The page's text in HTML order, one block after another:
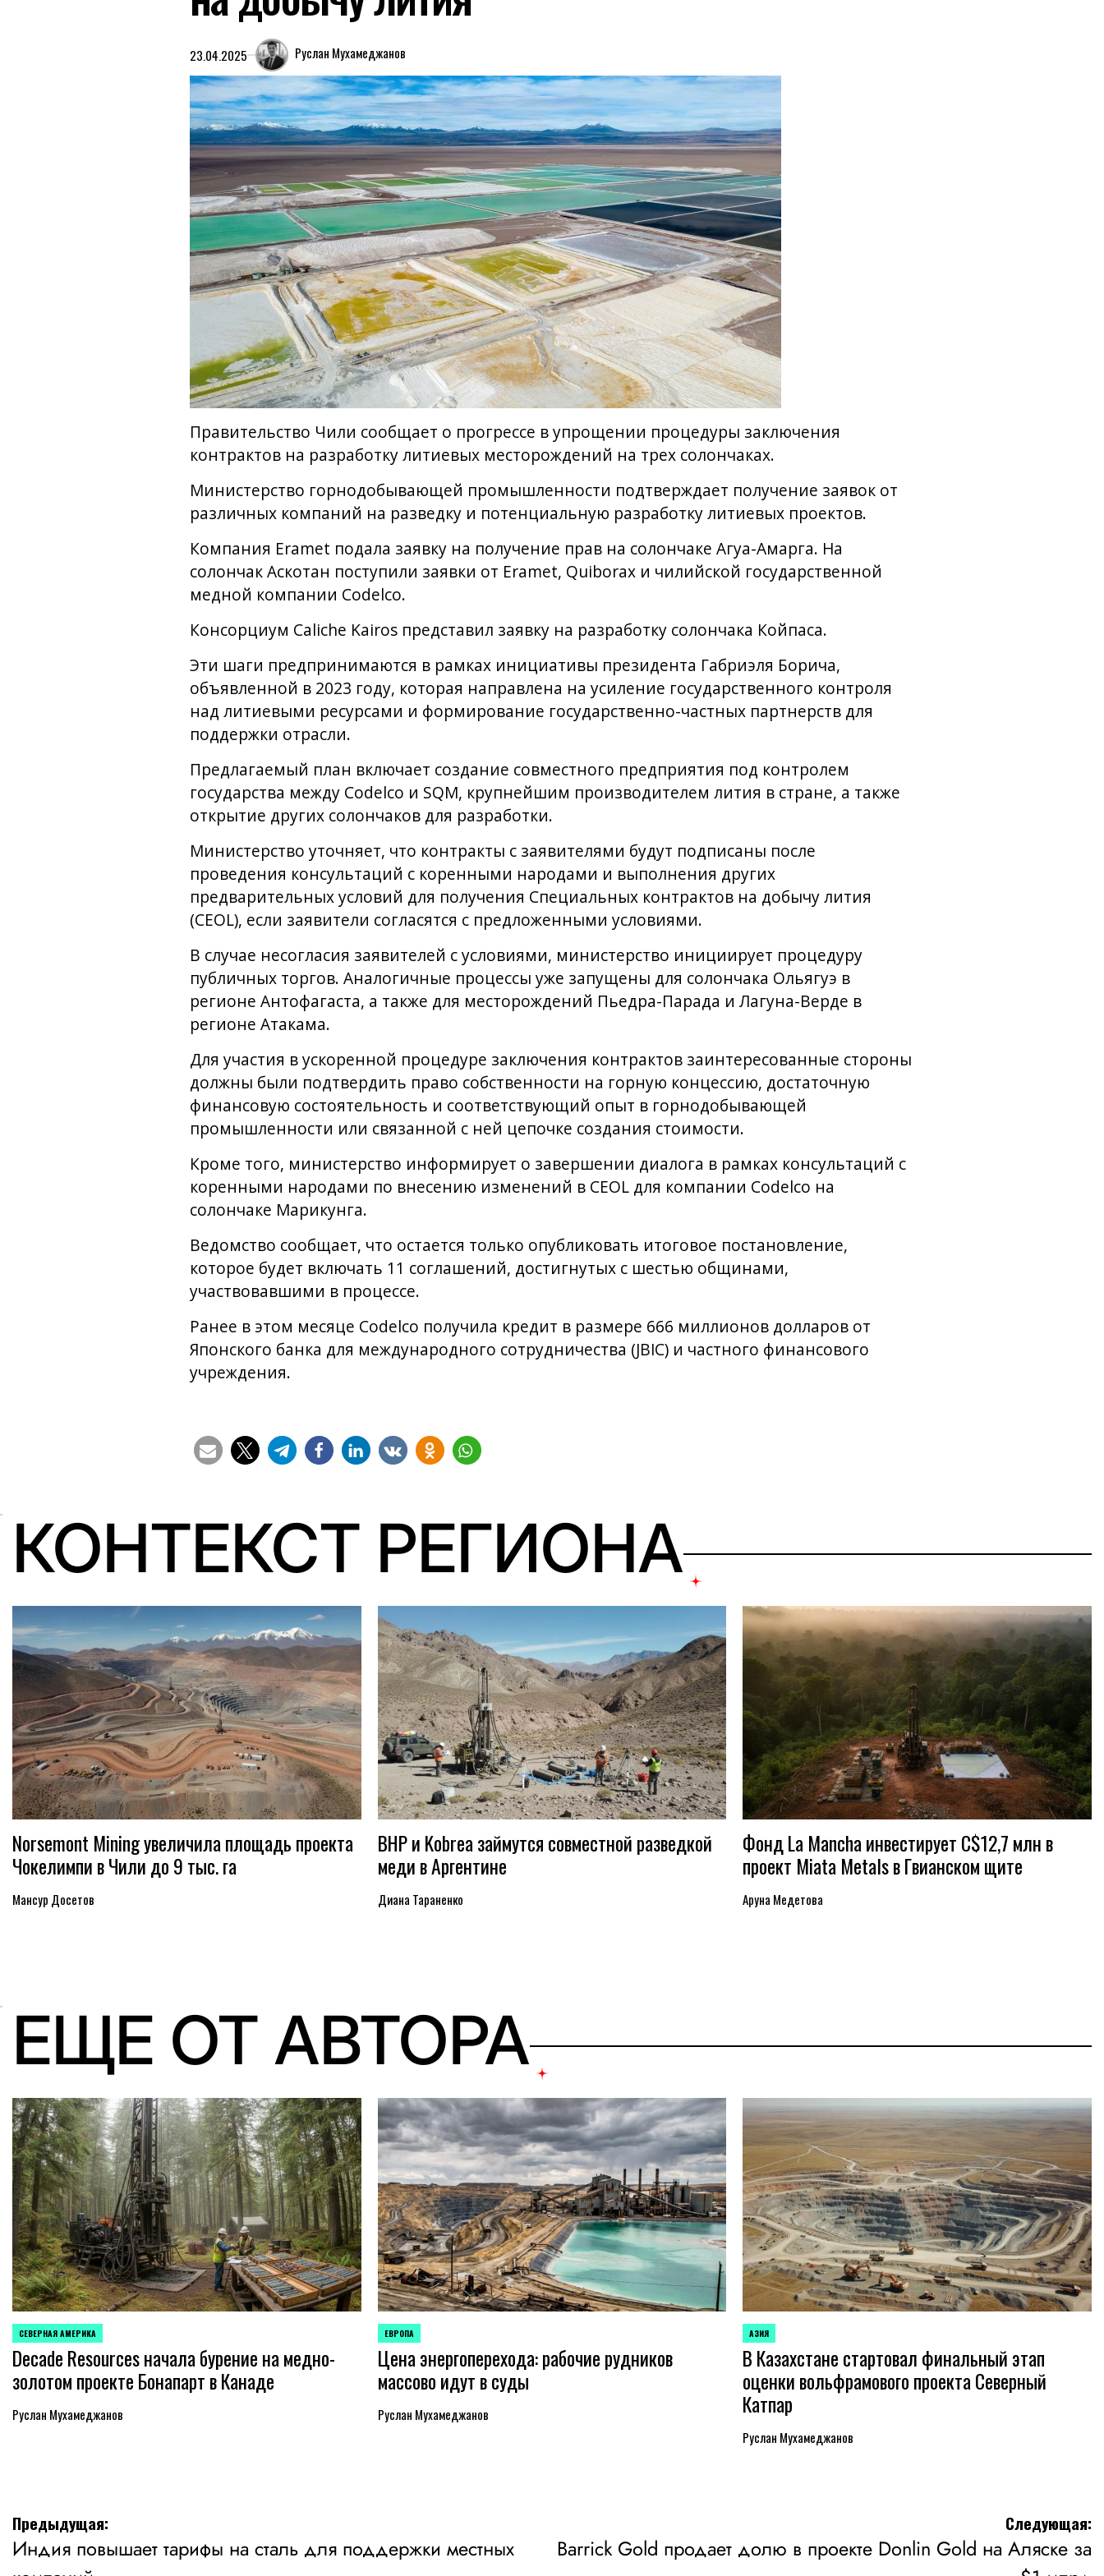
23.04.2025 Руслан Мухамеджанов
Правительство Чили сообщает о прогрессе в упрощении процедуры заключения
контрактов на разработку литиевых месторождений на трех солончаках.
Министерство горнодобывающей промышленности подтверждает получение заявок от
различных компаний на разведку и потенциальную разработку литиевых проектов.
Компания Eramet подала заявку на получение прав на солончаке Агуа-Амарга. На
солончак Аскотан поступили заявки от Eramet, Quiborax и чилийской государственной
медной компании Codelco.
Консорциум Caliche Kairos представил заявку на разработку солончака Койпаса.
Эти шаги предпринимаются в рамках инициативы президента Габриэля Борича,
объявленной в 2023 году, которая направлена на усиление государственного контроля
над литиевыми ресурсами и формирование государственно-частных партнерств для
поддержки отрасли.
Предлагаемый план включает создание совместного предприятия под контролем
государства между Codelco и SQM, крупнейшим производителем лития в стране, а также
открытие других солончаков для разработки.
Министерство уточняет, что контракты с заявителями будут подписаны после
проведения консультаций с коренными народами и выполнения других
предварительных условий для получения Специальных контрактов на добычу лития
(CEOL), если заявители согласятся с предложенными условиями.
В случае несогласия заявителей с условиями, министерство инициирует процедуру
публичных торгов. Аналогичные процессы уже запущены для солончака Ольягуэ в
регионе Антофагаста, а также для месторождений Пьедра-Парада и Лагуна-Верде в
регионе Атакама.
Для участия в ускоренной процедуре заключения контрактов заинтересованные стороны
должны были подтвердить право собственности на горную концессию, достаточную
финансовую состоятельность и соответствующий опыт в горнодобывающей
промышленности или связанной с ней цепочке создания стоимости.
Кроме того, министерство информирует о завершении диалога в рамках консультаций с
коренными народами по внесению изменений в CEOL для компании Codelco на
солончаке Марикунга.
Ведомство сообщает, что остается только опубликовать итоговое постановление,
которое будет включать 11 соглашений, достигнутых с шестью общинами,
участвовавшими в процессе.
Ранее в этом месяце Codelco получила кредит в размере 666 миллионов долларов от
Японского банка для международного сотрудничества (JBIC) и частного финансового
учреждения.
КОНТЕКСТ РЕГИОНА
Norsemont Mining увеличила площадь проекта
Чокелимпи в Чили до 9 тыс. га
Мансур Досетов
BHP и Kobrea займутся совместной разведкой
меди в Аргентине
Диана Тараненко
Фонд La Mancha инвестирует C$12,7 млн в
проект Miata Metals в Гвианском щите
Аруна Медетова
ЕЩЕ ОТ АВТОРА
ОПУБЛИКОВАНО
В
СЕВЕРНАЯ АМЕРИКА
Decade Resources начала бурение на медно-
золотом проекте Бонапарт в Канаде
Руслан Мухамеджанов
ОПУБЛИКОВАНО
В
ЕВРОПА
Цена энергоперехода: рабочие рудников
массово идут в суды
Руслан Мухамеджанов
ОПУБЛИКОВАНО
В
АЗИЯ
В Казахстане стартовал финальный этап
оценки вольфрамового проекта Северный
Катпар
Руслан Мухамеджанов
Навигация
по
Предыдущая:
Индия повышает тарифы на сталь для поддержки местных
Следующая:
Barrick Gold продает долю в проекте Donlin Gold на Аляске за